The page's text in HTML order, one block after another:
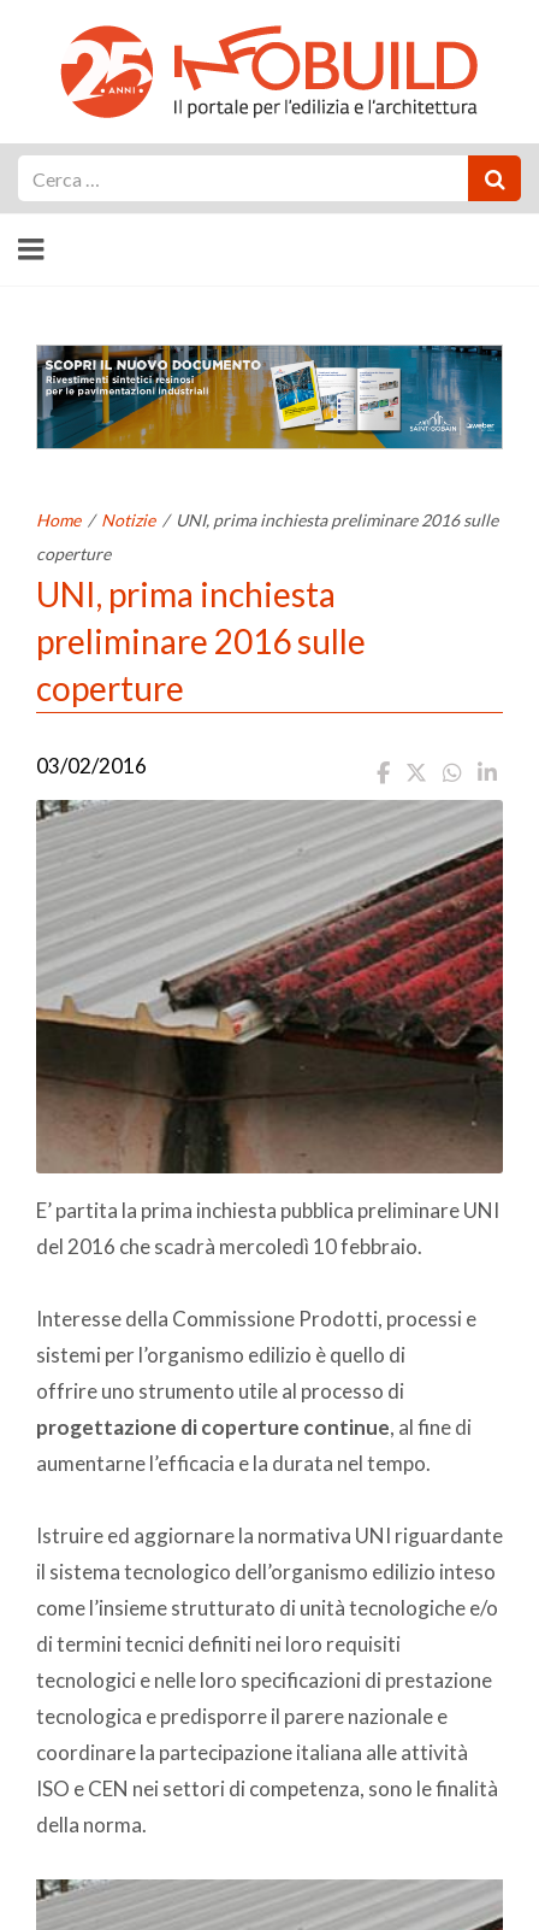
Home / Notizie / UNI, prima inchiesta preliminare 2016 sulle
coperture
UNI, prima inchiesta
preliminare 2016 sulle
coperture
03/02/2016
E’ partita la prima inchiesta pubblica preliminare UNI
del 2016 che scadrà mercoledì 10 febbraio.
Interesse della Commissione Prodotti, processi e
sistemi per l’organismo edilizio è quello di
offrire uno strumento utile al processo di
progettazione di coperture continue, al fine di
aumentarne l’efficacia e la durata nel tempo.
Istruire ed aggiornare la normativa UNI riguardante
il sistema tecnologico dell’organismo edilizio inteso
come l’insieme strutturato di unità tecnologiche e/o
di termini tecnici definiti nei loro requisiti
tecnologici e nelle loro specificazioni di prestazione
tecnologica e predisporre il parere nazionale e
coordinare la partecipazione italiana alle attività
ISO e CEN nei settori di competenza, sono le finalità
della norma.